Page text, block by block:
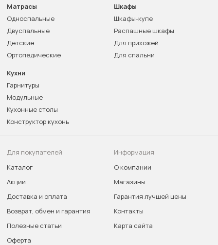
Матрасы
Односпальные
Двуспальные
Детские
Ортопедические
Шкафы
Шкафы-купе
Распашные шкафы
Для прихожей
Для спальни
Кухни
Гарнитуры
Модульные
Кухонные столы
Конструктор кухонь
Для покупателей
Каталог
Акции
Доставка и оплата
Возврат, обмен и гарантия
Полезные статьи
Оферта
Информация
О компании
Магазины
Гарантия лучшей цены
Контакты
Карта сайта